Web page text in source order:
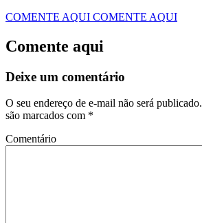
COMENTE AQUI COMENTE AQUI
Comente aqui
Deixe um comentário
O seu endereço de e-mail não será publicado.
são marcados com *
Comentário